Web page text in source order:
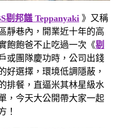
剔邦饈 Teppanyaki 》又稱
靜巷內，開業近十年的高
飽飽爸不止吃過一次《剔
或團隊慶功時，公司出錢
好選擇，環境低調隱蔽，
排餐，直逼米其林星級水
，今天大公開帶大家一起
！